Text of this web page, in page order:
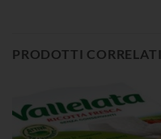
PRODOTTI CORRELATI